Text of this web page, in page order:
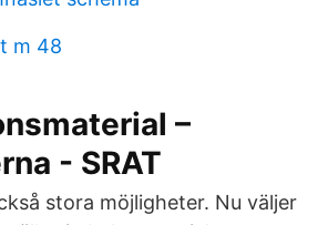
m 48
–
- SRAT
stora möjligheter. Nu väljer